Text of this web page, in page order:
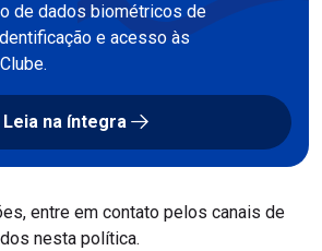
de dados biométricos de
e acesso às
Leia na íntegra
entre em contato pelos canais de
nesta política.